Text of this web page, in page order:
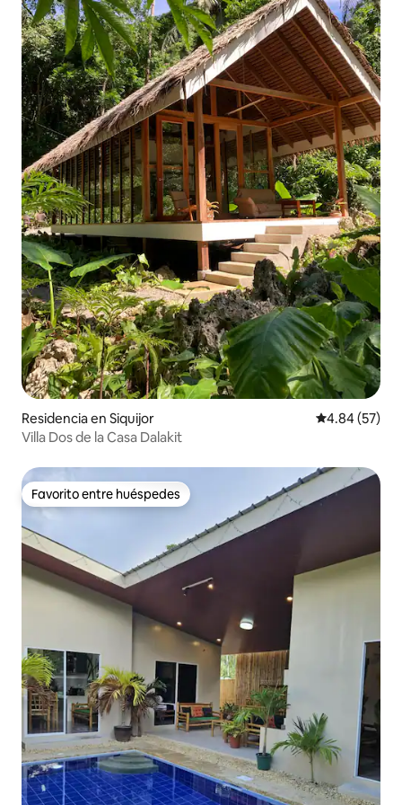
Residencia en Siquijor Calificación
4.84 (57)
Villa Dos de la Casa Dalakit
Favorito entre huéspedes
Favorito entre huéspedes